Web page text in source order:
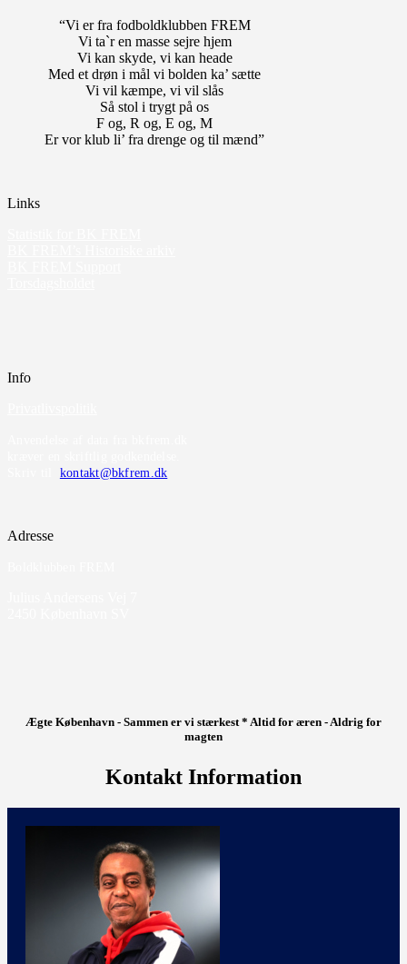
“Vi er fra fodboldklubben FREM
Vi ta`r en masse sejre hjem
Vi kan skyde, vi kan heade
Med et drøn i mål vi bolden ka’ sætte
Vi vil kæmpe, vi vil slås
Så stol i trygt på os
F og, R og, E og, M
Er vor klub li’ fra drenge og til mænd”
Links
Info
kontakt@bkfrem.dk
Adresse
Ægte København - Sammen er vi stærkest * Altid for æren - Aldrig for
magten
Kontakt Information